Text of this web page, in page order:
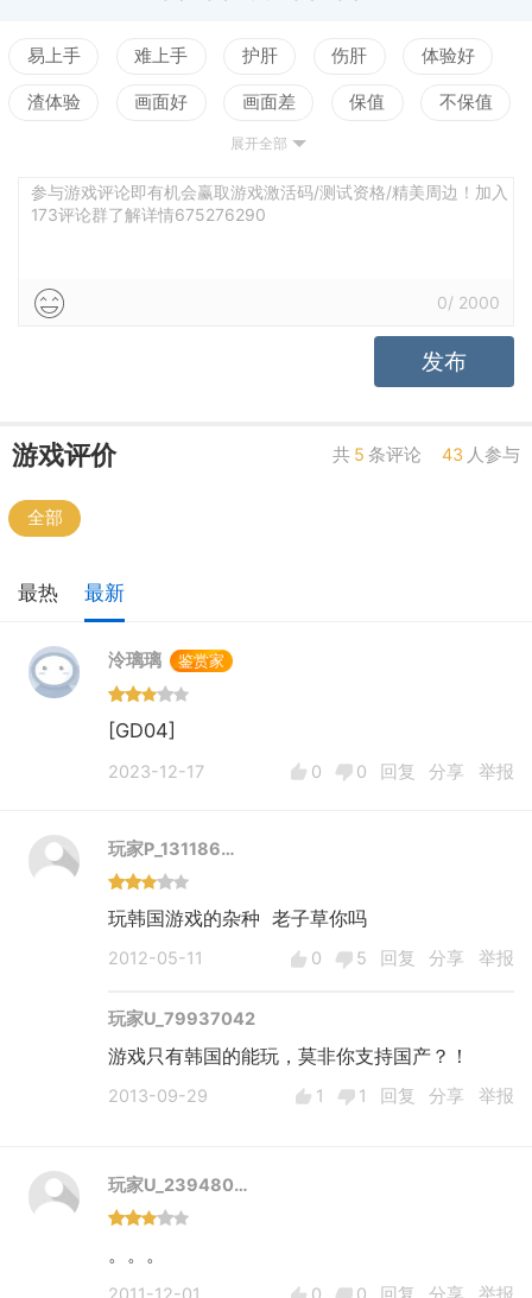
易上手 难上手 护肝 伤肝 体验好
渣体验 画面好 画面差 保值 不保值
测试
引导清晰 引导混乱 平衡佳 平衡差
激情
展开全部
参与游戏评论即有机会赢取游戏激活码/测试资格/精美周边！加入
173评论群了解详情675276290
0/ 2000
发布
游戏评价 共 5 条评论 43 人参与
全部
最热 最新
泠璃璃 鉴赏家
[GD04]
2023-12-17 0 0 回复 分享 举报
玩家P_131186…
玩韩国游戏的杂种 老子草你吗
2012-05-11 0 5 回复 分享 举报
玩家U_79937042
游戏只有韩国的能玩，莫非你支持国产？！
2013-09-29 1 1 回复 分享 举报
玩家U_239480…
。。。